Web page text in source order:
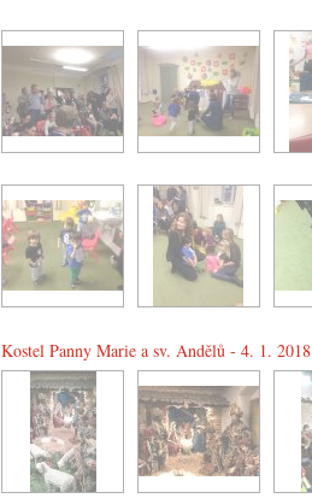
Kostel Panny Marie a sv. Andělů - 4. 1. 2018